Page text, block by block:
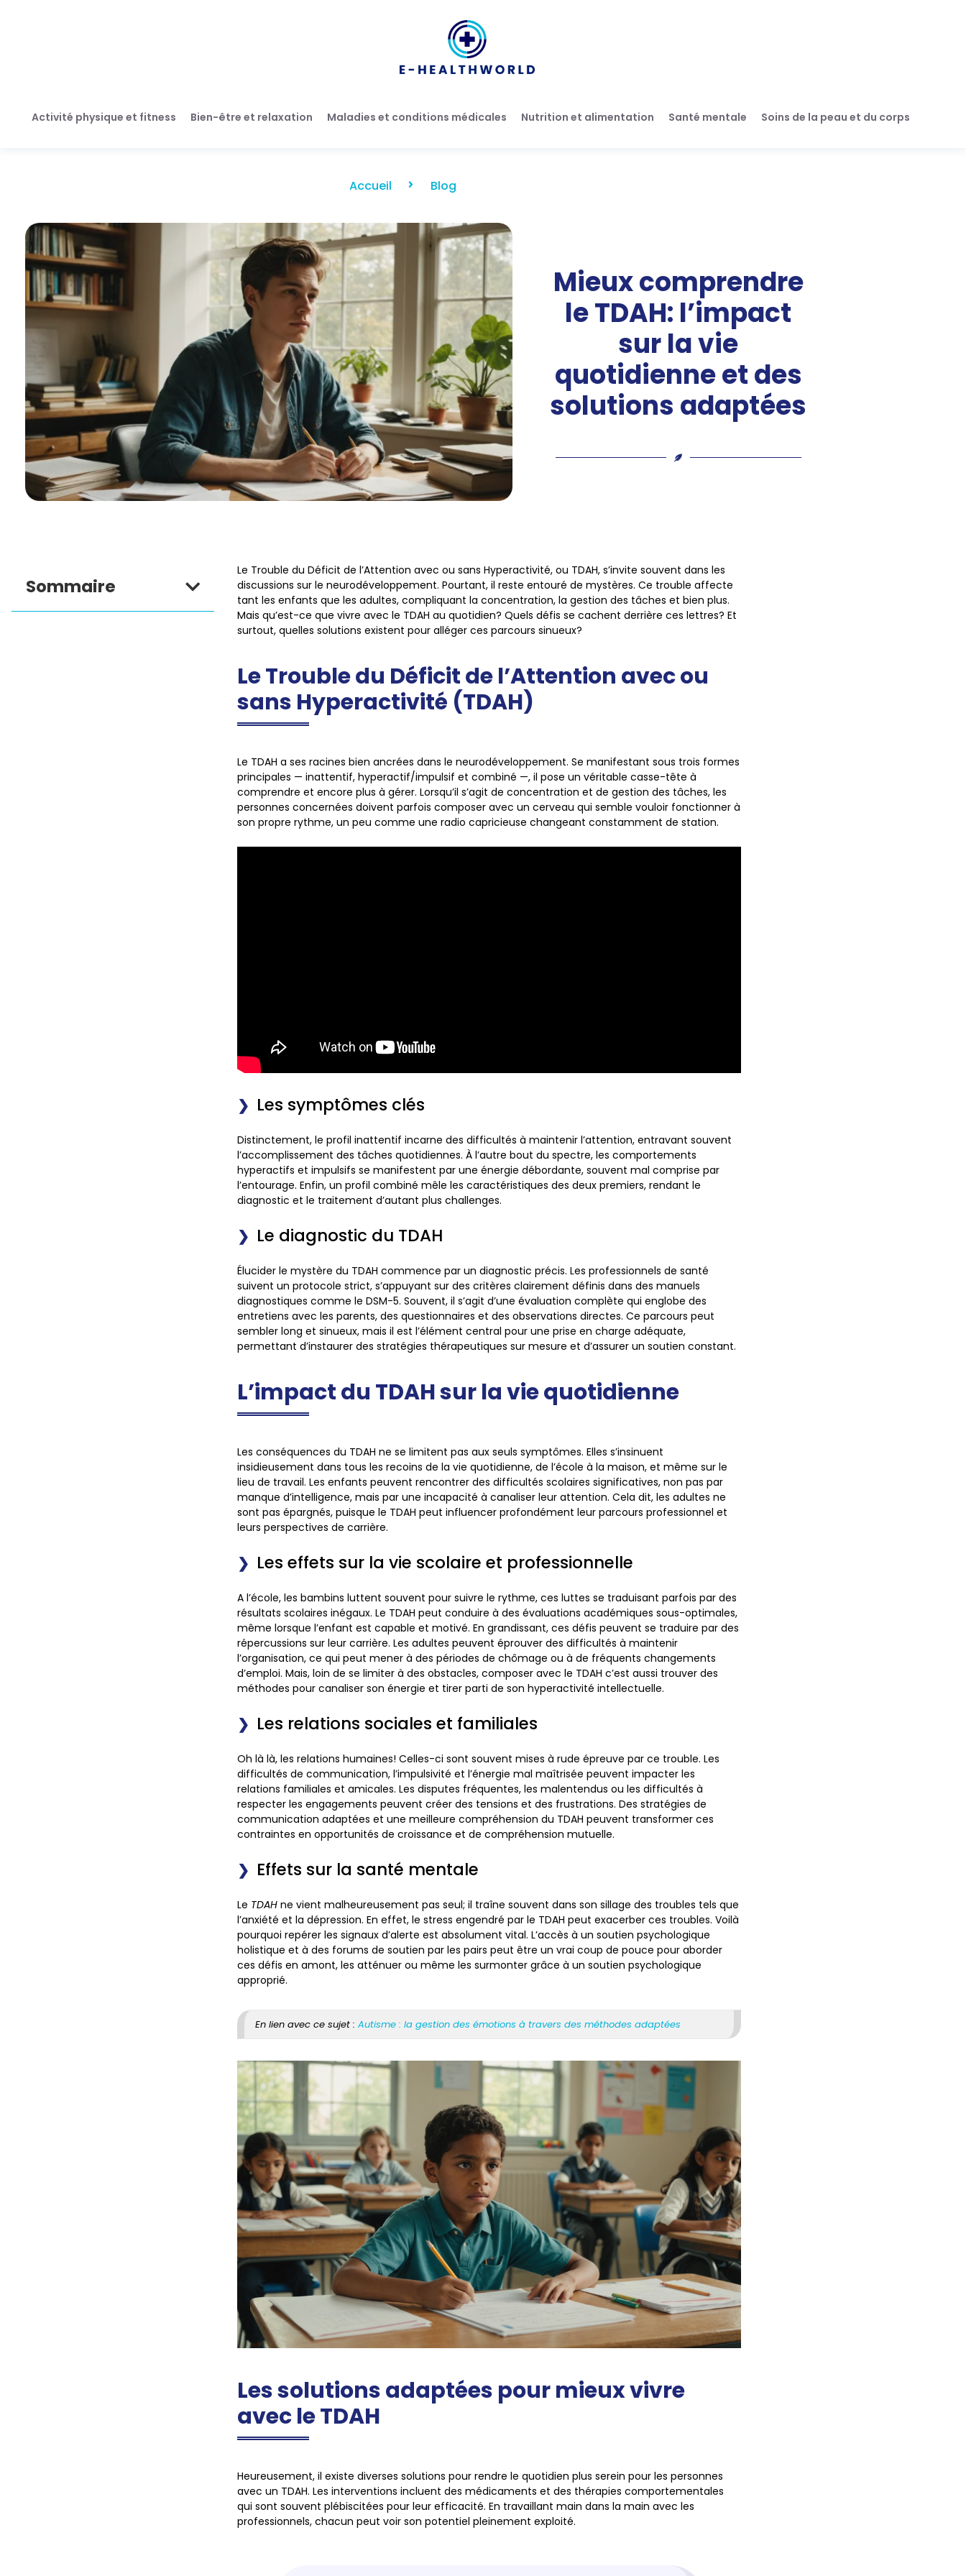
Activité physique et fitness Bien-être et relaxation Maladies et conditions médicales Nutrition et alimentation Santé mentale Soins de la peau et du corps
Accueil Blog
Mieux comprendre
le TDAH: l’impact
sur la vie
quotidienne et des
solutions adaptées
Sommaire
Le Trouble du Déficit de l’Attention avec ou sans Hyperactivité, ou TDAH, s’invite souvent dans les
discussions sur le neurodéveloppement. Pourtant, il reste entouré de mystères. Ce trouble affecte
tant les enfants que les adultes, compliquant la concentration, la gestion des tâches et bien plus.
Mais qu’est-ce que vivre avec le TDAH au quotidien? Quels défis se cachent derrière ces lettres? Et
surtout, quelles solutions existent pour alléger ces parcours sinueux?
Le Trouble du Déficit de l’Attention avec ou
sans Hyperactivité (TDAH)
Le TDAH a ses racines bien ancrées dans le neurodéveloppement. Se manifestant sous trois formes
principales — inattentif, hyperactif/impulsif et combiné —, il pose un véritable casse-tête à
comprendre et encore plus à gérer. Lorsqu’il s’agit de concentration et de gestion des tâches, les
personnes concernées doivent parfois composer avec un cerveau qui semble vouloir fonctionner à
son propre rythme, un peu comme une radio capricieuse changeant constamment de station.
Les symptômes clés
Distinctement, le profil inattentif incarne des difficultés à maintenir l’attention, entravant souvent
l’accomplissement des tâches quotidiennes. À l’autre bout du spectre, les comportements
hyperactifs et impulsifs se manifestent par une énergie débordante, souvent mal comprise par
l’entourage. Enfin, un profil combiné mêle les caractéristiques des deux premiers, rendant le
diagnostic et le traitement d’autant plus challenges.
Le diagnostic du TDAH
Élucider le mystère du TDAH commence par un diagnostic précis. Les professionnels de santé
suivent un protocole strict, s’appuyant sur des critères clairement définis dans des manuels
diagnostiques comme le DSM-5. Souvent, il s’agit d’une évaluation complète qui englobe des
entretiens avec les parents, des questionnaires et des observations directes. Ce parcours peut
sembler long et sinueux, mais il est l’élément central pour une prise en charge adéquate,
permettant d’instaurer des stratégies thérapeutiques sur mesure et d’assurer un soutien constant.
L’impact du TDAH sur la vie quotidienne
Les conséquences du TDAH ne se limitent pas aux seuls symptômes. Elles s’insinuent
insidieusement dans tous les recoins de la vie quotidienne, de l’école à la maison, et même sur le
lieu de travail. Les enfants peuvent rencontrer des difficultés scolaires significatives, non pas par
manque d’intelligence, mais par une incapacité à canaliser leur attention. Cela dit, les adultes ne
sont pas épargnés, puisque le TDAH peut influencer profondément leur parcours professionnel et
leurs perspectives de carrière.
Les effets sur la vie scolaire et professionnelle
A l’école, les bambins luttent souvent pour suivre le rythme, ces luttes se traduisant parfois par des
résultats scolaires inégaux. Le TDAH peut conduire à des évaluations académiques sous-optimales,
même lorsque l’enfant est capable et motivé. En grandissant, ces défis peuvent se traduire par des
répercussions sur leur carrière. Les adultes peuvent éprouver des difficultés à maintenir
l’organisation, ce qui peut mener à des périodes de chômage ou à de fréquents changements
d’emploi. Mais, loin de se limiter à des obstacles, composer avec le TDAH c’est aussi trouver des
méthodes pour canaliser son énergie et tirer parti de son hyperactivité intellectuelle.
Les relations sociales et familiales
Oh là là, les relations humaines! Celles-ci sont souvent mises à rude épreuve par ce trouble. Les
difficultés de communication, l’impulsivité et l’énergie mal maîtrisée peuvent impacter les
relations familiales et amicales. Les disputes fréquentes, les malentendus ou les difficultés à
respecter les engagements peuvent créer des tensions et des frustrations. Des stratégies de
communication adaptées et une meilleure compréhension du TDAH peuvent transformer ces
contraintes en opportunités de croissance et de compréhension mutuelle.
Effets sur la santé mentale
Le TDAH ne vient malheureusement pas seul; il traîne souvent dans son sillage des troubles tels que
l’anxiété et la dépression. En effet, le stress engendré par le TDAH peut exacerber ces troubles. Voilà
pourquoi repérer les signaux d’alerte est absolument vital. L’accès à un soutien psychologique
holistique et à des forums de soutien par les pairs peut être un vrai coup de pouce pour aborder
ces défis en amont, les atténuer ou même les surmonter grâce à un soutien psychologique
approprié.
En lien avec ce sujet :Autisme : la gestion des émotions à travers des méthodes adaptées
Les solutions adaptées pour mieux vivre
avec le TDAH
Heureusement, il existe diverses solutions pour rendre le quotidien plus serein pour les personnes
avec un TDAH. Les interventions incluent des médicaments et des thérapies comportementales
qui sont souvent plébiscitées pour leur efficacité. En travaillant main dans la main avec les
professionnels, chacun peut voir son potentiel pleinement exploité.